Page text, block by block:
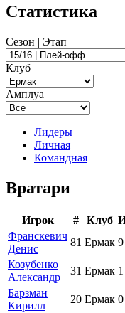
Статистика
Сезон | Этап
Клуб
Амплуа
Лидеры
Личная
Командная
Вратари
Игрок # Клуб
Франскевич
Денис
81 Ермак 9
Козубенко
Александр
31 Ермак 1
Барзман
Кирилл
20 Ермак 0